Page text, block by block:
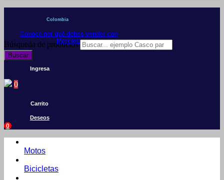
Colombia
Conoce por qué debes vender con
Mercleta
Búsqueda de productos
Buscar
Ingresa
0
Carrito
Deseos
0
Motos
Bicicletas